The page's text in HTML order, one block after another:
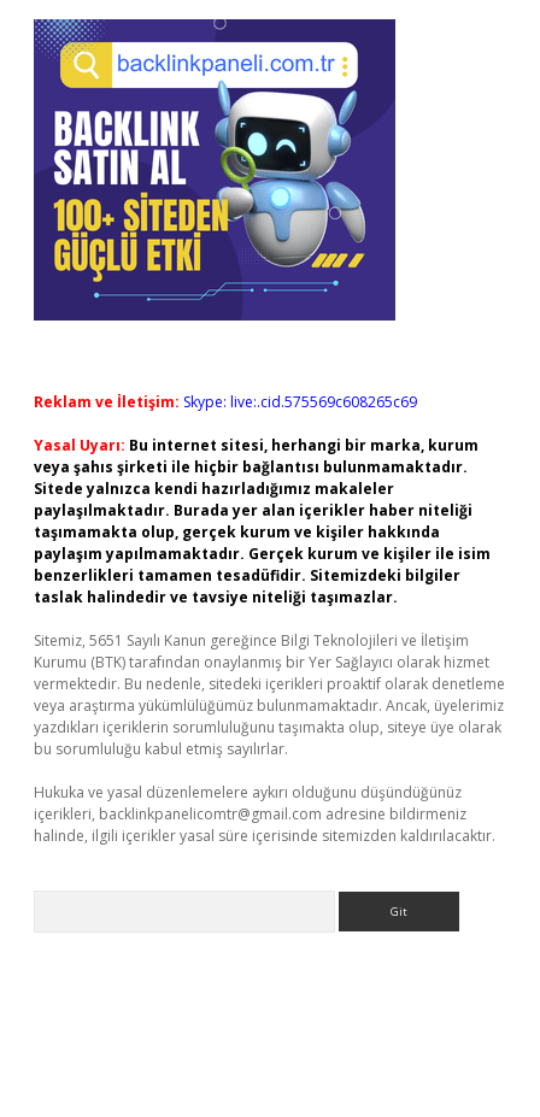
Reklam ve İletişim: Skype: live:.cid.575569c608265c69
Yasal Uyarı: Bu internet sitesi, herhangi bir marka, kurum
veya şahıs şirketi ile hiçbir bağlantısı bulunmamaktadır.
Sitede yalnızca kendi hazırladığımız makaleler
paylaşılmaktadır. Burada yer alan içerikler haber niteliği
taşımamakta olup, gerçek kurum ve kişiler hakkında
paylaşım yapılmamaktadır. Gerçek kurum ve kişiler ile isim
benzerlikleri tamamen tesadüfidir. Sitemizdeki bilgiler
taslak halindedir ve tavsiye niteliği taşımazlar.
Sitemiz, 5651 Sayılı Kanun gereğince Bilgi Teknolojileri ve İletişim
Kurumu (BTK) tarafından onaylanmış bir Yer Sağlayıcı olarak hizmet
vermektedir. Bu nedenle, sitedeki içerikleri proaktif olarak denetleme
veya araştırma yükümlülüğümüz bulunmamaktadır. Ancak, üyelerimiz
yazdıkları içeriklerin sorumluluğunu taşımakta olup, siteye üye olarak
bu sorumluluğu kabul etmiş sayılırlar.
Hukuka ve yasal düzenlemelere aykırı olduğunu düşündüğünüz
içerikleri, backlinkpanelicomtr@gmail.com adresine bildirmeniz
halinde, ilgili içerikler yasal süre içerisinde sitemizden kaldırılacaktır.